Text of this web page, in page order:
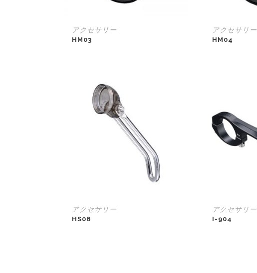
アクセサリー
HM03
アクセサリー
HM04
アクセサリー
HS06
アクセサリー
I-904